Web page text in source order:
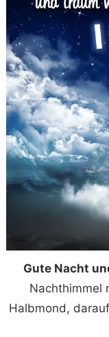
Gute Nacht
Nachthimmel
Halbmond,